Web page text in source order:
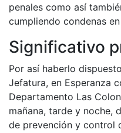
penales como así
cumpliendo condenas
Significativo
Por así haberlo
Jefatura, en Esperanza
Departamento Las
mañana, tarde y noche,
de prevención y control